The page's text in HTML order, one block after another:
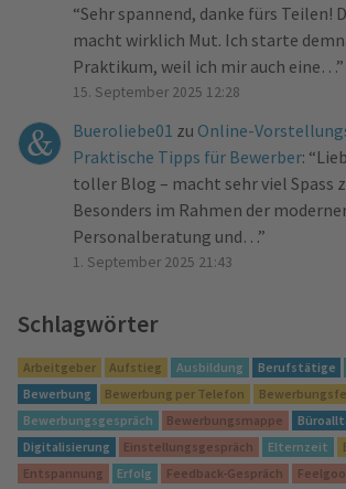
“Sehr spannend, danke fürs Teilen!
macht wirklich Mut. Ich starte
Praktikum, weil ich mir auch eine… ”
15. September 2025 12:28
Bueroliebe01 zu Online-
Praktische Tipps für Bewerber: “
toller Blog – macht sehr viel Spass
Besonders im Rahmen der
Personalberatung und… ”
1. September 2025 21:43
Schlagwörter
Arbeitgeber Aufstieg Ausbildung Berufstätige
Bewerbung
Bewerbung per Telefon
Bewerbungsgespräch
Bewerbungsmappe
Digitalisierung
Einstellungsgespräch Elternzeit
Entspannung
Erfolg Feedback-Gespräch